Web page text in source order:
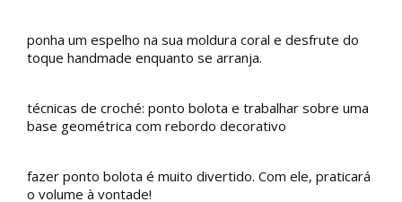
ponha um espelho na sua moldura coral e desfrute do
toque handmade enquanto se arranja.
técnicas de croché: ponto bolota e trabalhar sobre uma
base geométrica com rebordo decorativo
fazer ponto bolota é muito divertido. Com ele, praticará
o volume à vontade!